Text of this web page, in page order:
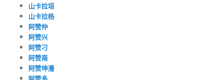
山卡拉培
山卡拉杨
阿赞仲
阿赞兴
阿赞刁
阿赞南
阿赞坤潘